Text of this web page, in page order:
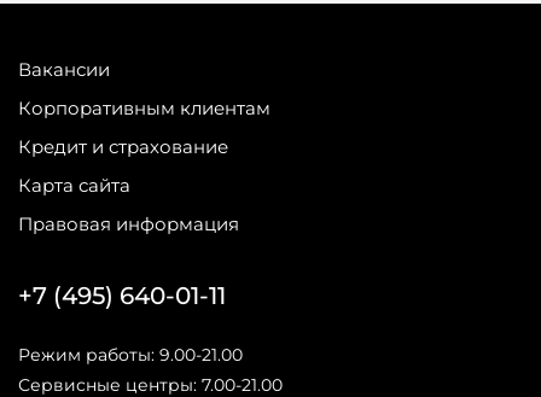
Вакансии
Корпоративным клиентам
Кредит и страхование
Карта сайта
Правовая информация
+7 (495) 640-01-11
Режим работы: 9.00-21.00
Сервисные центры: 7.00-21.00